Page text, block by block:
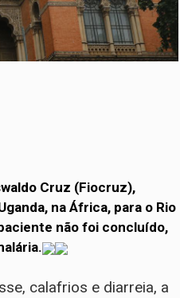
Cruz (Fiocruz),
na África, para o Rio
não foi concluído,
calafrios e diarreia, a